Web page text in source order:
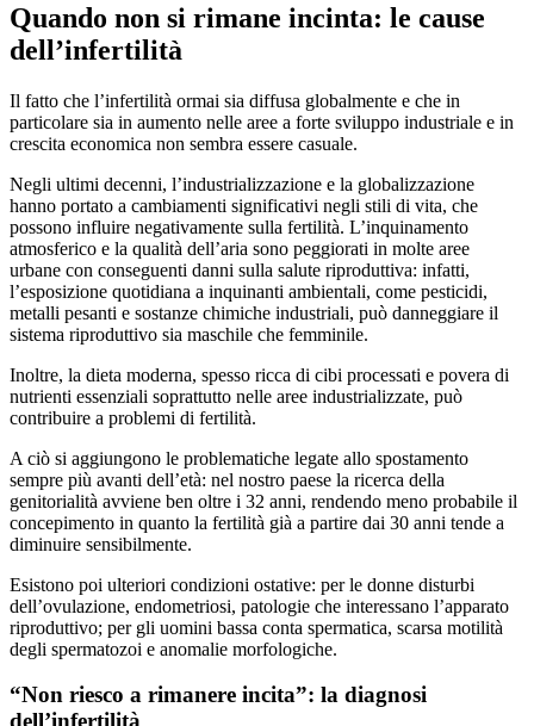
Quando non si rimane incinta: le cause
dell’infertilità
Il fatto che l’infertilità ormai sia diffusa globalmente e che in
particolare sia in aumento nelle aree a forte sviluppo industriale e in
crescita economica non sembra essere casuale.
Negli ultimi decenni, l’industrializzazione e la globalizzazione
hanno portato a cambiamenti significativi negli stili di vita, che
possono influire negativamente sulla fertilità. L’inquinamento
atmosferico e la qualità dell’aria sono peggiorati in molte aree
urbane con conseguenti danni sulla salute riproduttiva: infatti,
l’esposizione quotidiana a inquinanti ambientali, come pesticidi,
metalli pesanti e sostanze chimiche industriali, può danneggiare il
sistema riproduttivo sia maschile che femminile.
Inoltre, la dieta moderna, spesso ricca di cibi processati e povera di
nutrienti essenziali soprattutto nelle aree industrializzate, può
contribuire a problemi di fertilità.
A ciò si aggiungono le problematiche legate allo spostamento
sempre più avanti dell’età: nel nostro paese la ricerca della
genitorialità avviene ben oltre i 32 anni, rendendo meno probabile il
concepimento in quanto la fertilità già a partire dai 30 anni tende a
diminuire sensibilmente.
Esistono poi ulteriori condizioni ostative: per le donne disturbi
dell’ovulazione, endometriosi, patologie che interessano l’apparato
riproduttivo; per gli uomini bassa conta spermatica, scarsa motilità
degli spermatozoi e anomalie morfologiche.
“Non riesco a rimanere incita”: la diagnosi